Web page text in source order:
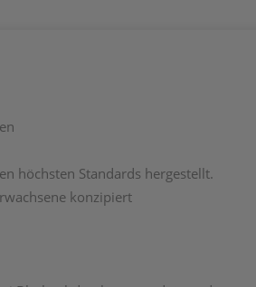
höchsten Standards hergestellt.
konzipiert